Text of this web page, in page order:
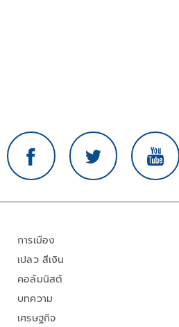
การเมือง
เปลว สีเงิน
คอลัมนิสต์
บทความ
เศรษฐกิจ